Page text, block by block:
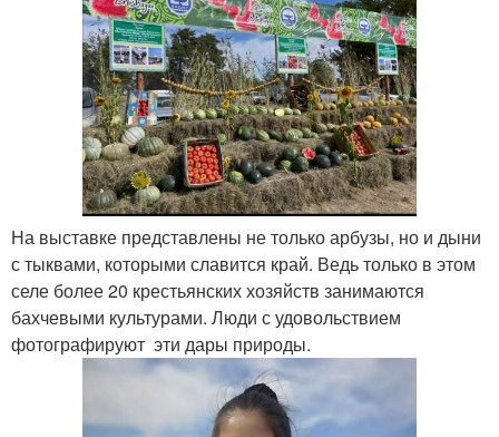
На выставке представлены не только арбузы, но и дыни
с тыквами, которыми славится край. Ведь только в этом
селе более 20 крестьянских хозяйств занимаются
бахчевыми культурами. Люди с удовольствием
фотографируют эти дары природы.